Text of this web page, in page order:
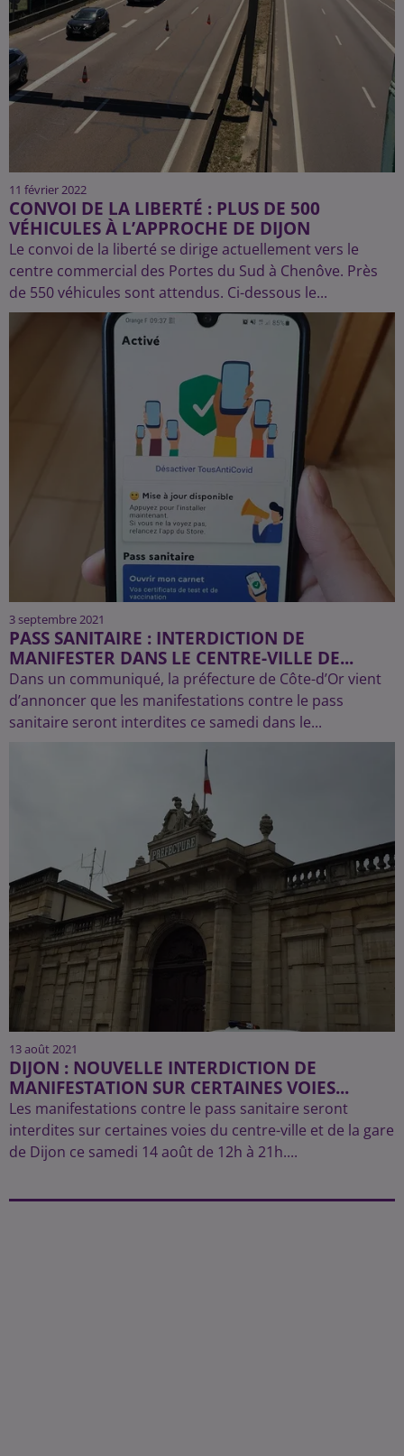
11 février 2022
CONVOI DE LA LIBERTÉ : PLUS DE 500
VÉHICULES À L’APPROCHE DE DIJON
Le convoi de la liberté se dirige actuellement vers le
centre commercial des Portes du Sud à Chenôve. Près
de 550 véhicules sont attendus. Ci-dessous le...
3 septembre 2021
PASS SANITAIRE : INTERDICTION DE
MANIFESTER DANS LE CENTRE-VILLE DE...
Dans un communiqué, la préfecture de Côte-d’Or vient
d’annoncer que les manifestations contre le pass
sanitaire seront interdites ce samedi dans le...
13 août 2021
DIJON : NOUVELLE INTERDICTION DE
MANIFESTATION SUR CERTAINES VOIES...
Les manifestations contre le pass sanitaire seront
interdites sur certaines voies du centre-ville et de la gare
de Dijon ce samedi 14 août de 12h à 21h....